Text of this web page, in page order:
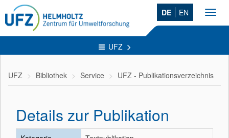
DE EN
UFZ
UFZ Bibliothek Service UFZ - Publikationsverzeichnis
Details zur Publikation